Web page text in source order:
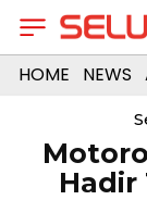
HOME NEWS
Hadir